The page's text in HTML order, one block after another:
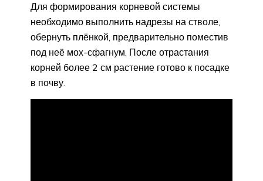
Для формирования корневой системы
необходимо выполнить надрезы на стволе,
обернуть плёнкой, предварительно поместив
под неё мох-сфагнум. После отрастания
корней более 2 см растение готово к посадке
в почву.